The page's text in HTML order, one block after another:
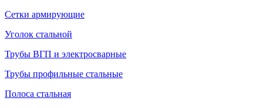
Сетки армирующие
Уголок стальной
Трубы ВГП и электросварные
Трубы профильные стальные
Полоса стальная